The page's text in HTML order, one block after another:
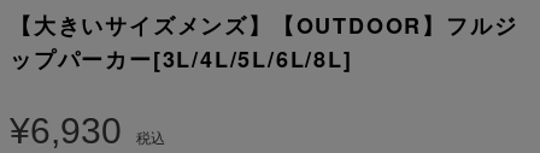
【大きいサイズメンズ】【OUTDOOR】フルジ
ップパーカー[3L/4L/5L/6L/8L]
¥6,930 税込